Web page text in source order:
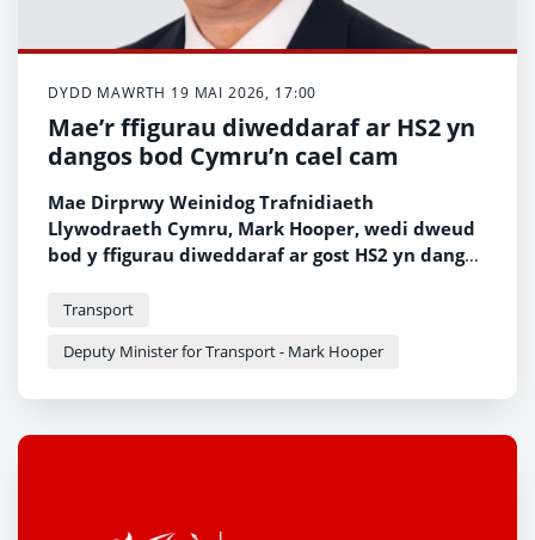
DYDD MAWRTH 19 MAI 2026, 17:00
Mae’r ffigurau diweddaraf ar HS2 yn
dangos bod Cymru’n cael cam
Mae Dirprwy Weinidog Trafnidiaeth
Llywodraeth Cymru, Mark Hooper, wedi dweud
bod y ffigurau diweddaraf ar gost HS2 yn dangos
DU.
Transport
Deputy Minister for Transport - Mark Hooper